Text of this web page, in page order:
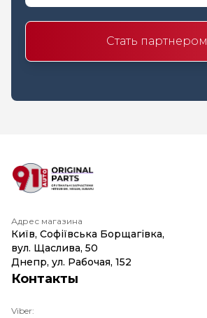
Стать партнером
Адрес магазина
Київ, Софіївська Борщагівка,
вул. Щаслива, 50
Днепр, ул. Рабочая, 152
Контакты
Viber: